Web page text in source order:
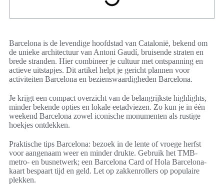
Barcelona is de levendige hoofdstad van Catalonië, bekend om
de unieke architectuur van Antoni Gaudí, bruisende straten en
brede stranden. Hier combineer je cultuur met ontspanning en
actieve uitstapjes. Dit artikel helpt je gericht plannen voor
activiteiten Barcelona en bezienswaardigheden Barcelona.
Je krijgt een compact overzicht van de belangrijkste highlights,
minder bekende opties en lokale eetadviezen. Zo kun je in één
weekend Barcelona zowel iconische monumenten als rustige
hoekjes ontdekken.
Praktische tips Barcelona: bezoek in de lente of vroege herfst
voor aangenaam weer en minder drukte. Gebruik het TMB-
metro- en busnetwerk; een Barcelona Card of Hola Barcelona-
kaart bespaart tijd en geld. Let op zakkenrollers op populaire
plekken.